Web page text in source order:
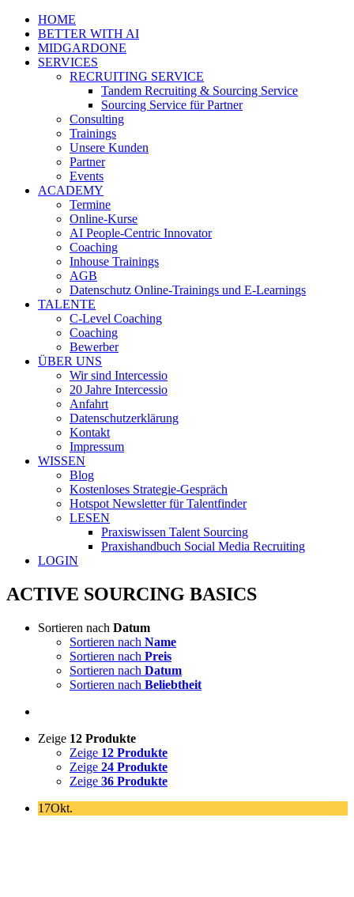
HOME
BETTER WITH AI
MIDGARDONE
SERVICES
RECRUITING SERVICE
Tandem Recruiting & Sourcing Service
Sourcing Service für Partner
Consulting
Trainings
Unsere Kunden
Partner
Events
ACADEMY
Termine
Online-Kurse
AI People-Centric Innovator
Coaching
Inhouse Trainings
AGB
Datenschutz Online-Trainings und E-Learnings
TALENTE
C-Level Coaching
Coaching
Bewerber
ÜBER UNS
Wir sind Intercessio
20 Jahre Intercessio
Anfahrt
Datenschutzerklärung
Kontakt
Impressum
WISSEN
Blog
Kostenloses Strategie-Gespräch
Hotspot Newsletter für Talentfinder
LESEN
Praxiswissen Talent Sourcing
Praxishandbuch Social Media Recruiting
LOGIN
ACTIVE SOURCING BASICS
Sortieren nach Datum
Sortieren nach Name
Sortieren nach Preis
Sortieren nach Datum
Sortieren nach Beliebtheit
Zeige 12 Produkte
Zeige 12 Produkte
Zeige 24 Produkte
Zeige 36 Produkte
17Okt.